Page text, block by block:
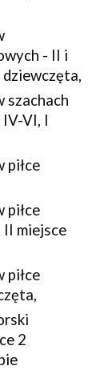
- II i
dziewczęta,
szachach
VI, I
piłce
piłce
II miejsce
piłce
2